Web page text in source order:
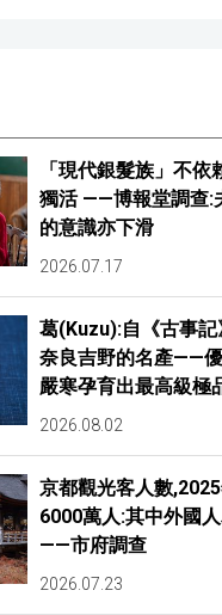
「現代銀髮族」不依
獨活 ——博報堂調查:
的意識亦下滑
2026.07.17
葛(Kuzu):自《古事
奈良吉野的名產——
嚴寒孕育出最高級極
2026.08.02
京都觀光客人數
6000萬人:其中外國
——市府調查
2026.07.23